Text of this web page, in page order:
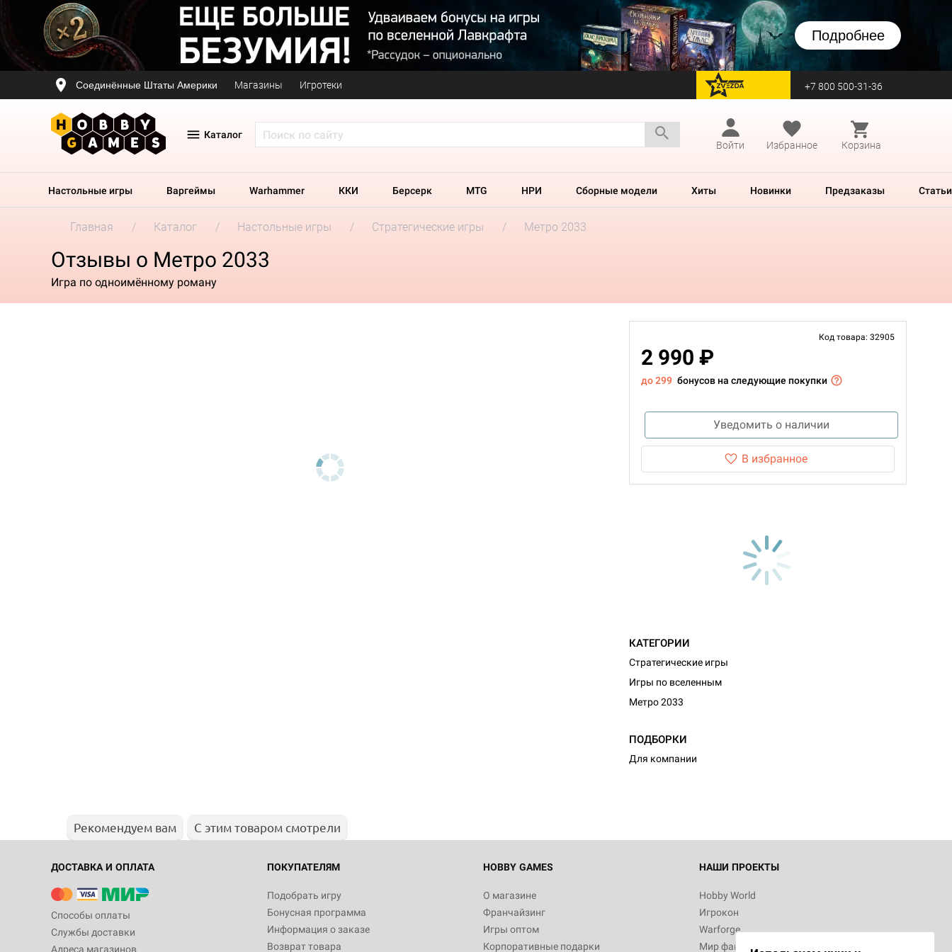
Подробнее
Соединённые Штаты Америки Магазины Игротеки перейти на Zvezda +7 800 500-31-36
Каталог
Войти
Избранное Корзина
Настольные игры Варгеймы Warhammer ККИ Берсерк MTG НРИ Сборные модели Хиты Новинки Предзаказы Статьи
Главная Каталог Настольные игры Стратегические игры Метро 2033
Отзывы о Метро 2033
Игра по одноимённому роману
Код товара: 32905
2 990 ₽
до 299 бонусов на следующие покупки
Уведомить о наличии
В избранное
КАТЕГОРИИ
Стратегические игры
Игры по вселенным
Метро 2033
ПОДБОРКИ
Для компании
Рекомендуем вам С этим товаром смотрели
ДОСТАВКА И ОПЛАТА
Способы оплаты
Службы доставки
Адреса магазинов
ПОКУПАТЕЛЯМ
Подобрать игру
Бонусная программа
Информация о заказе
Возврат товара
HOBBY GAMES
О магазине
Франчайзинг
Игры оптом
Корпоративные подарки
НАШИ ПРОЕКТЫ
Hobby World
Игрокон
Warforge
Мир фантастики